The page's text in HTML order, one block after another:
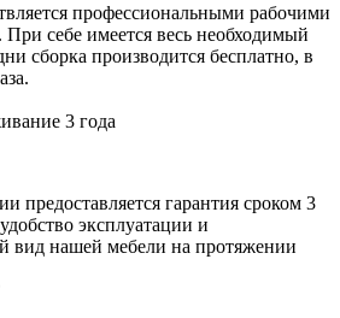
профессиональными рабочими
себе имеется весь необходимый
сборка производится бесплатно, в
предоставляется гарантия сроком 3
эксплуатации и
вид нашей мебели на протяжении